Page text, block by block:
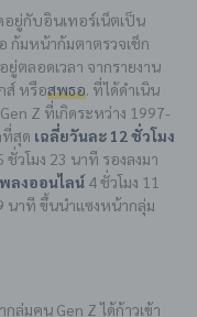
อยู่กับอินเทอร์เน็ตเป็น
ก้มหน้าก้มตาตรวจเช็ก
ตลอดเวลา จากรายงาน
ส์ หรือสพธอ. ที่ได้ดำเนิน
Z ที่เกิดระหว่าง 1997-
ที่สุด เฉลี่ยวันละ 12 ชั่วโมง
วโมง 23 นาที รองลงมา
ลงออนไลน์4 ชั่วโมง 11
นาที ขึ้นนำแซงหน้ากลุ่ม
ลุ่มคน Gen Z ได้ก้าวเข้า